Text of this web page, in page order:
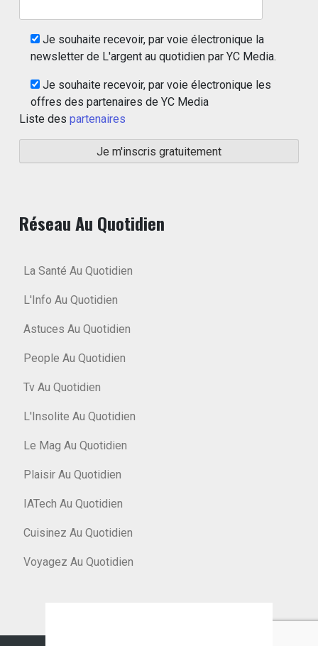
Je souhaite recevoir, par voie électronique la
newsletter de L'argent au quotidien par YC Media.
Je souhaite recevoir, par voie électronique les
offres des partenaires de YC Media
Liste des partenaires
Réseau Au Quotidien
La Santé Au Quotidien
L'Info Au Quotidien
Astuces Au Quotidien
People Au Quotidien
Tv Au Quotidien
L'Insolite Au Quotidien
Le Mag Au Quotidien
Plaisir Au Quotidien
IATech Au Quotidien
Cuisinez Au Quotidien
Voyagez Au Quotidien